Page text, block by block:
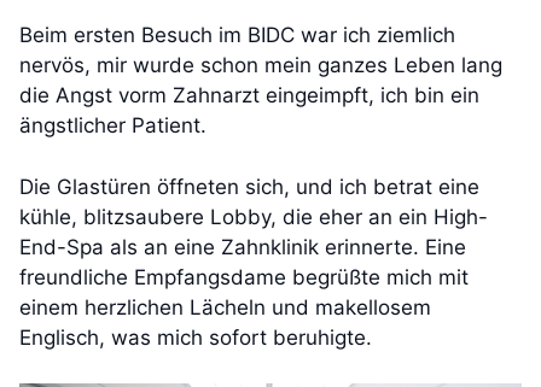
Beim ersten Besuch im BIDC war ich ziemlich
nervös, mir wurde schon mein ganzes Leben lang
die Angst vorm Zahnarzt eingeimpft, ich bin ein
ängstlicher Patient.
Die Glastüren öffneten sich, und ich betrat eine
kühle, blitzsaubere Lobby, die eher an ein High-
End-Spa als an eine Zahnklinik erinnerte. Eine
freundliche Empfangsdame begrüßte mich mit
einem herzlichen Lächeln und makellosem
Englisch, was mich sofort beruhigte.